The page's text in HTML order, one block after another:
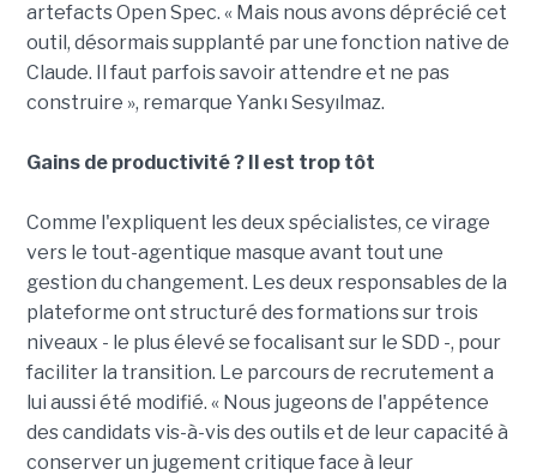
artefacts Open Spec. « Mais nous avons déprécié cet
outil, désormais supplanté par une fonction native de
Claude. Il faut parfois savoir attendre et ne pas
construire », remarque Yankı Sesyılmaz.
Gains de productivité ? Il est trop tôt
Comme l'expliquent les deux spécialistes, ce virage
vers le tout-agentique masque avant tout une
gestion du changement. Les deux responsables de la
plateforme ont structuré des formations sur trois
niveaux - le plus élevé se focalisant sur le SDD -, pour
faciliter la transition. Le parcours de recrutement a
lui aussi été modifié. « Nous jugeons de l'appétence
des candidats vis-à-vis des outils et de leur capacité à
conserver un jugement critique face à leur